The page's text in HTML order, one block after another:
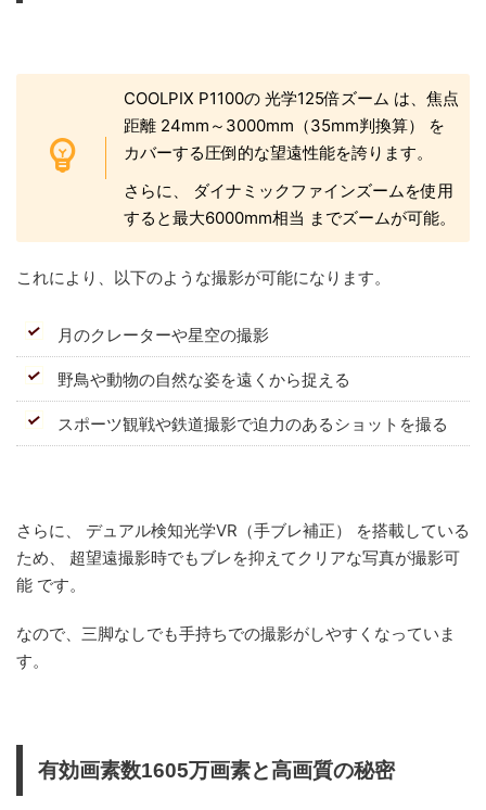
COOLPIX P1100の 光学125倍ズーム は、焦点
距離 24mm～3000mm（35mm判換算） を
カバーする圧倒的な望遠性能を誇ります。
さらに、 ダイナミックファインズームを使用
すると最大6000mm相当 までズームが可能。
これにより、以下のような撮影が可能になります。
月のクレーターや星空の撮影
野鳥や動物の自然な姿を遠くから捉える
スポーツ観戦や鉄道撮影で迫力のあるショットを撮る
さらに、 デュアル検知光学VR（手ブレ補正） を搭載している
ため、 超望遠撮影時でもブレを抑えてクリアな写真が撮影可
能 です。
なので、三脚なしでも手持ちでの撮影がしやすくなっていま
す。
有効画素数1605万画素と高画質の秘密